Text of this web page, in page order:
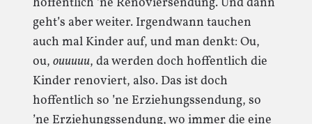
geht’s aber weiter. Irgendwann tauchen
auch mal Kinder auf, und man denkt: Ou,
ou, ouuuuu, da werden doch hoffentlich die
Kinder renoviert, also. Das ist doch
hoffentlich so ’ne Erziehungssendung, so
’ne Erziehungssendung, wo immer die eine